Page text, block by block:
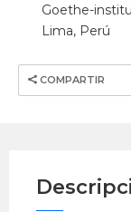
Goethe-
Lima, Perú
COMPARTIR